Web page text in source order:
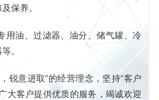
保养。
油、过滤器、油分、储气罐、冷
。
锐意进取”的经营理念，坚持“客户
大客户提供优质的服务，竭诚欢迎